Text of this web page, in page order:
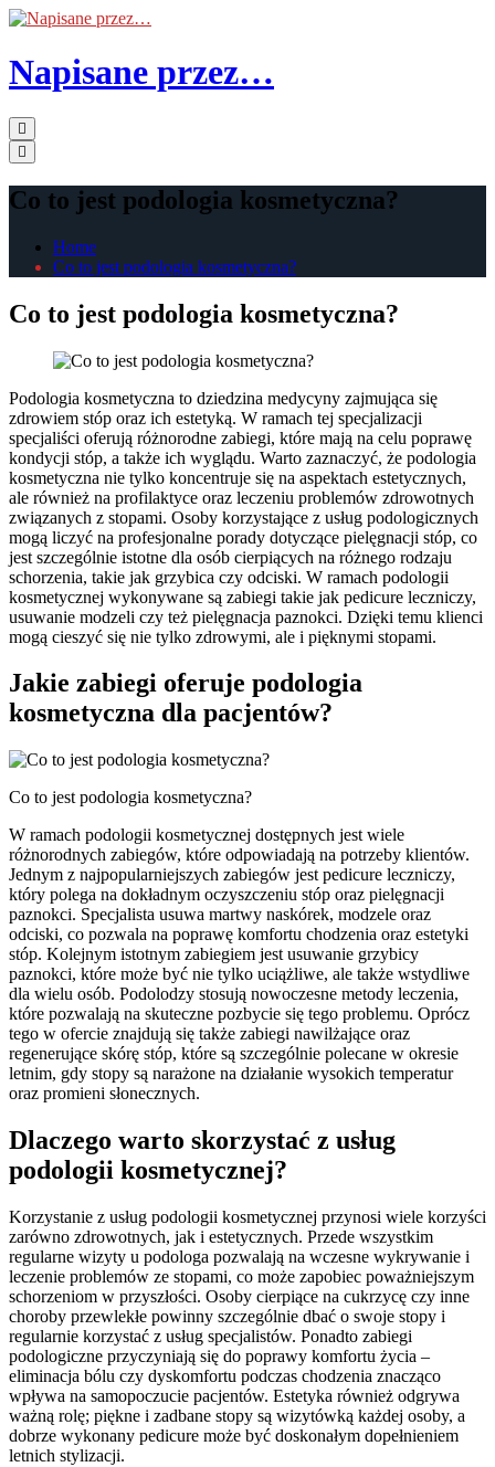
Skip
the
content
Napisane przez…
Primary
Menu
Co to jest podologia kosmetyczna?
Home
Co to jest podologia kosmetyczna?
Co to jest podologia kosmetyczna?
Podologia kosmetyczna to dziedzina medycyny zajmująca się
zdrowiem stóp oraz ich estetyką. W ramach tej specjalizacji
specjaliści oferują różnorodne zabiegi, które mają na celu poprawę
kondycji stóp, a także ich wyglądu. Warto zaznaczyć, że podologia
kosmetyczna nie tylko koncentruje się na aspektach estetycznych,
ale również na profilaktyce oraz leczeniu problemów zdrowotnych
związanych z stopami. Osoby korzystające z usług podologicznych
mogą liczyć na profesjonalne porady dotyczące pielęgnacji stóp, co
jest szczególnie istotne dla osób cierpiących na różnego rodzaju
schorzenia, takie jak grzybica czy odciski. W ramach podologii
kosmetycznej wykonywane są zabiegi takie jak pedicure leczniczy,
usuwanie modzeli czy też pielęgnacja paznokci. Dzięki temu klienci
mogą cieszyć się nie tylko zdrowymi, ale i pięknymi stopami.
Jakie zabiegi oferuje podologia
kosmetyczna dla pacjentów?
Co to jest podologia kosmetyczna?
W ramach podologii kosmetycznej dostępnych jest wiele
różnorodnych zabiegów, które odpowiadają na potrzeby klientów.
Jednym z najpopularniejszych zabiegów jest pedicure leczniczy,
który polega na dokładnym oczyszczeniu stóp oraz pielęgnacji
paznokci. Specjalista usuwa martwy naskórek, modzele oraz
odciski, co pozwala na poprawę komfortu chodzenia oraz estetyki
stóp. Kolejnym istotnym zabiegiem jest usuwanie grzybicy
paznokci, które może być nie tylko uciążliwe, ale także wstydliwe
dla wielu osób. Podolodzy stosują nowoczesne metody leczenia,
które pozwalają na skuteczne pozbycie się tego problemu. Oprócz
tego w ofercie znajdują się także zabiegi nawilżające oraz
regenerujące skórę stóp, które są szczególnie polecane w okresie
letnim, gdy stopy są narażone na działanie wysokich temperatur
oraz promieni słonecznych.
Dlaczego warto skorzystać z usług
podologii kosmetycznej?
Korzystanie z usług podologii kosmetycznej przynosi wiele korzyści
zarówno zdrowotnych, jak i estetycznych. Przede wszystkim
regularne wizyty u podologa pozwalają na wczesne wykrywanie i
leczenie problemów ze stopami, co może zapobiec poważniejszym
schorzeniom w przyszłości. Osoby cierpiące na cukrzycę czy inne
choroby przewlekłe powinny szczególnie dbać o swoje stopy i
regularnie korzystać z usług specjalistów. Ponadto zabiegi
podologiczne przyczyniają się do poprawy komfortu życia –
eliminacja bólu czy dyskomfortu podczas chodzenia znacząco
wpływa na samopoczucie pacjentów. Estetyka również odgrywa
ważną rolę; piękne i zadbane stopy są wizytówką każdej osoby, a
dobrze wykonany pedicure może być doskonałym dopełnieniem
letnich stylizacji.